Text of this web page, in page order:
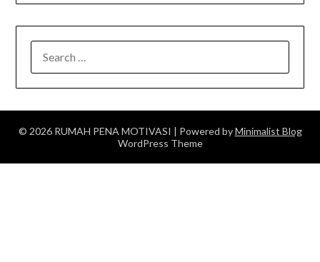
FOR:
© 2026 RUMAH PENA MOTIVASI | Powered byMinimalist Blog
WordPress Theme